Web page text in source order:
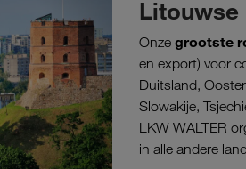
Onze grootste
en export) voor
Duitsland,
Slowakije,
LKW WALTER
in alle andere